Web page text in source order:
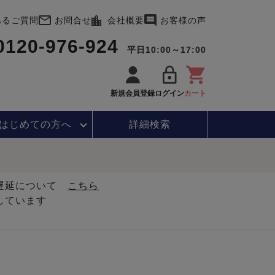
ご質問 お問合せ 会社概要 お客様の声
976-924 平日10:00～17:00
新規会員登録ログインカート
じめての方へ 詳細検索
延について
こちら
ています